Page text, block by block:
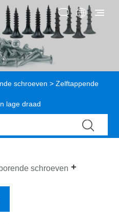
schroeven > Zelftappende
lage draad
schroeven